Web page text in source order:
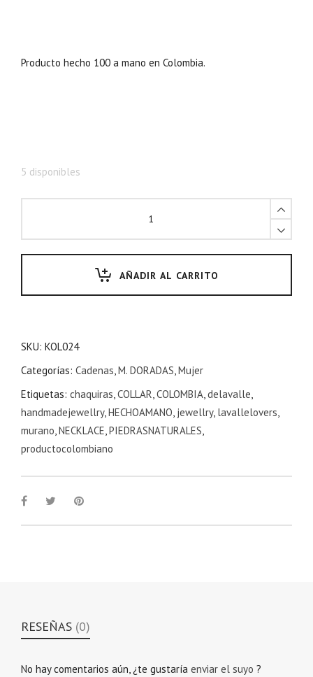
Producto hecho 100 a mano en Colombia.
5 disponibles
AÑADIR AL CARRITO
SKU: KOL024
Categorías: Cadenas,M. DORADAS,Mujer
Etiquetas: chaquiras,COLLAR,COLOMBIA,delavalle,
handmadejewellry,HECHOAMANO, jewellry, lavallelovers,
murano,NECKLACE,PIEDRASNATURALES,
productocolombiano
RESEÑAS (0)
No hay comentarios aún, ¿te gustaría enviar el suyo ?